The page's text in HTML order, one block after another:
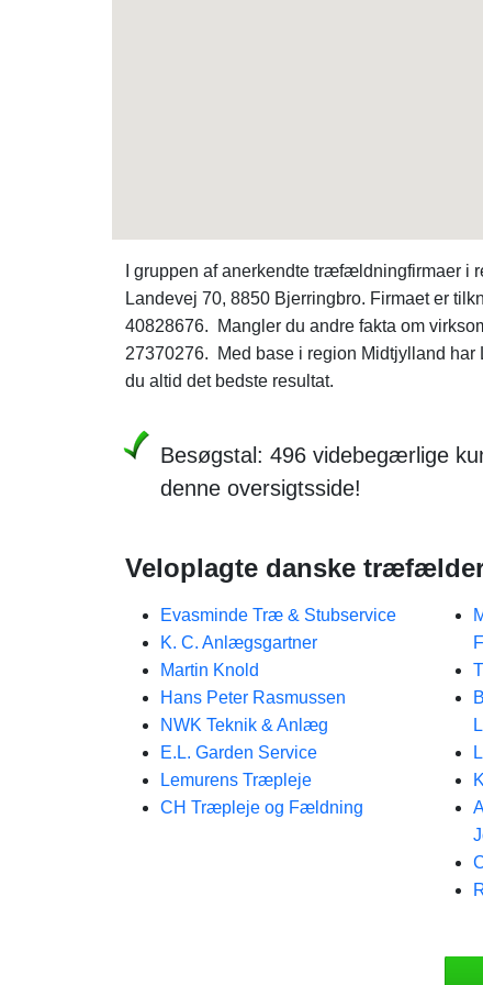
I gruppen af anerkendte træfældningfirmaer i
Landevej 70, 8850 Bjerringbro. Firmaet er
40828676. Mangler du andre fakta om
27370276. Med base i region Midtjylland
du altid det bedste resultat.
Besøgstal: 496 videbegærlige
denne oversigtsside!
Veloplagte danske
Evasminde Træ & Stubservice
K. C. Anlægsgartner
Martin Knold
Hans Peter Rasmussen
NWK Teknik & Anlæg
E.L. Garden Service
Lemurens Træpleje
CH Træpleje og Fældning